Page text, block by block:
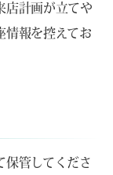
店計画が立てや
情報を控えてお
保管してくださ